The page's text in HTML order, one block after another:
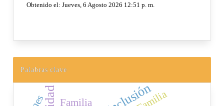
Palabras clave
Familia